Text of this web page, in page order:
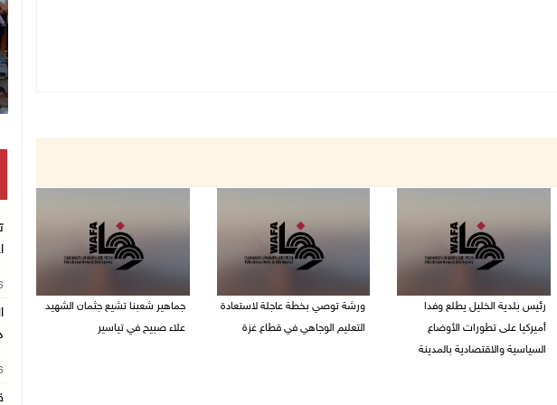
رئيس بلدية الخليل يطلع وفدا
أميركيا على تطورات الأوضاع
السياسية والاقتصادية بالمدينة
ورشة توصي بخطة عاجلة لاستعادة
التعليم الوجاهي في قطاع غزة
جماهير شعبنا تشيع جثمان الشهيد
علاء صبيح في تياسير